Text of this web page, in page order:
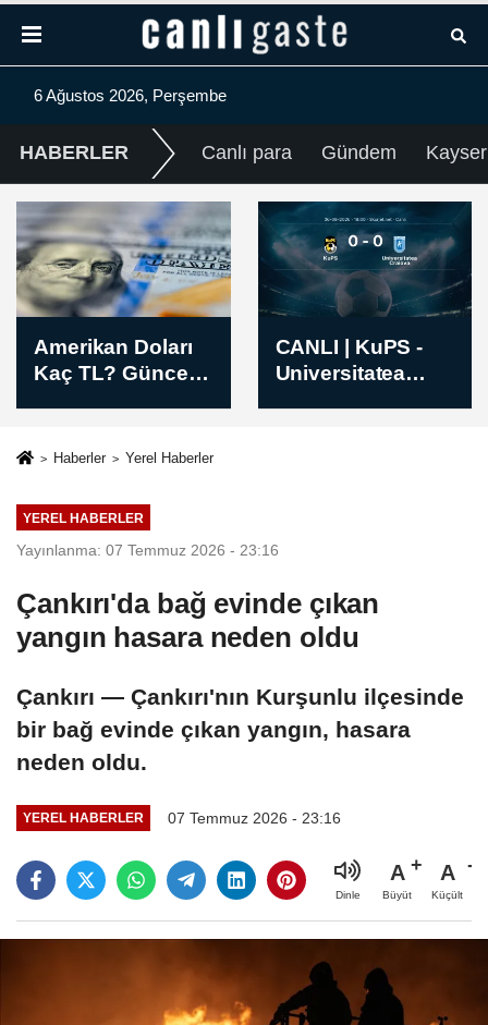
6 Ağustos 2026, Perşembe
HABERLER Canlı para Gündem
CANLI | KuPS -
Universitatea
CANLI | Inter
Turku - Vaduz
Haberler Yerel Haberler
YEREL HABERLER
Yayınlanma: 07 Temmuz 2026 - 23:16
Çankırı'da bağ evinde çıkan
yangın hasara neden oldu
Çankırı — Çankırı'nın Kurşunlu ilçesinde
bir bağ evinde çıkan yangın, hasara
neden oldu.
YEREL HABERLER 07 Temmuz 2026 - 23:16
Dinle
A
Büyüt
A
Küçült